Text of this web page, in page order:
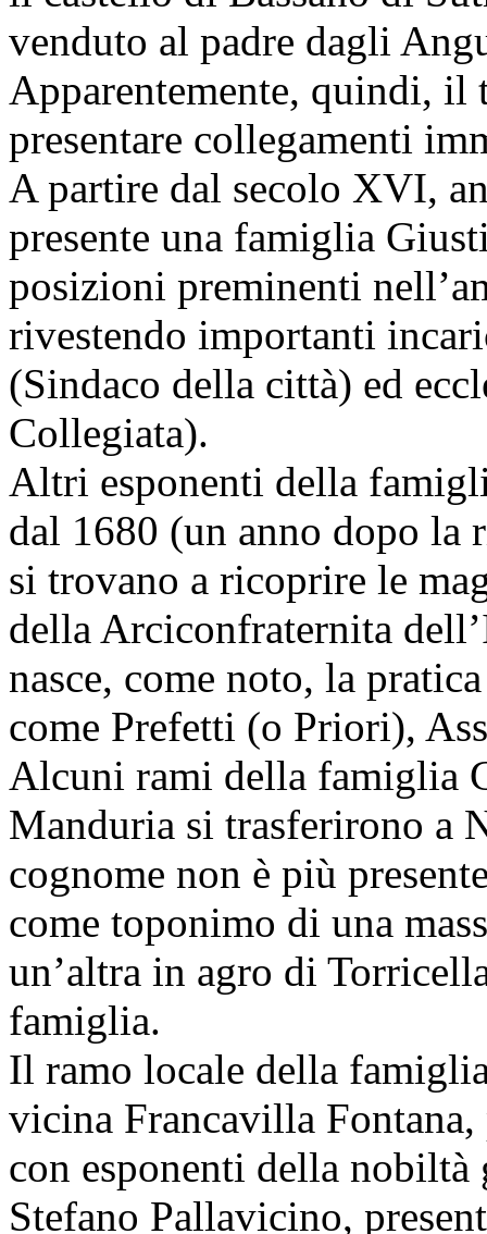
venduto al padre dagli
Apparentemente, quindi, il
presentare collegamenti
A partire dal secolo XVI,
presente una famiglia
posizioni preminenti
rivestendo importanti
(Sindaco della città) ed
Collegiata).
Altri esponenti della
dal 1680 (un anno dopo la
si trovano a ricoprire le
della Arciconfraternita
nasce, come noto, la
come Prefetti (o Priori),
Alcuni rami della famiglia
Manduria si trasferirono a
cognome non è più
come toponimo di una
un’altra in agro di
famiglia.
Il ramo locale della
vicina Francavilla
con esponenti della
Stefano Pallavicino,